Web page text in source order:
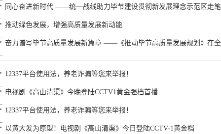
同心奋进新时代 ——统一战线助力毕节建设贯彻新发展理念示范区走笔
推动绿色发展，增强高质量发展新动能
奋力谱写毕节高质量发展新篇章 ——《推动毕节高质量发展规划》在
12337平台使用法，养老诈骗等您来举报！
电视剧《高山清渠》今晚登陆CCTV1黄金强档首播
12337平台使用法，养老诈骗等您来举报！
以黄大发为原型！电视剧《高山清渠》今日登陆CCTV-1黄金档